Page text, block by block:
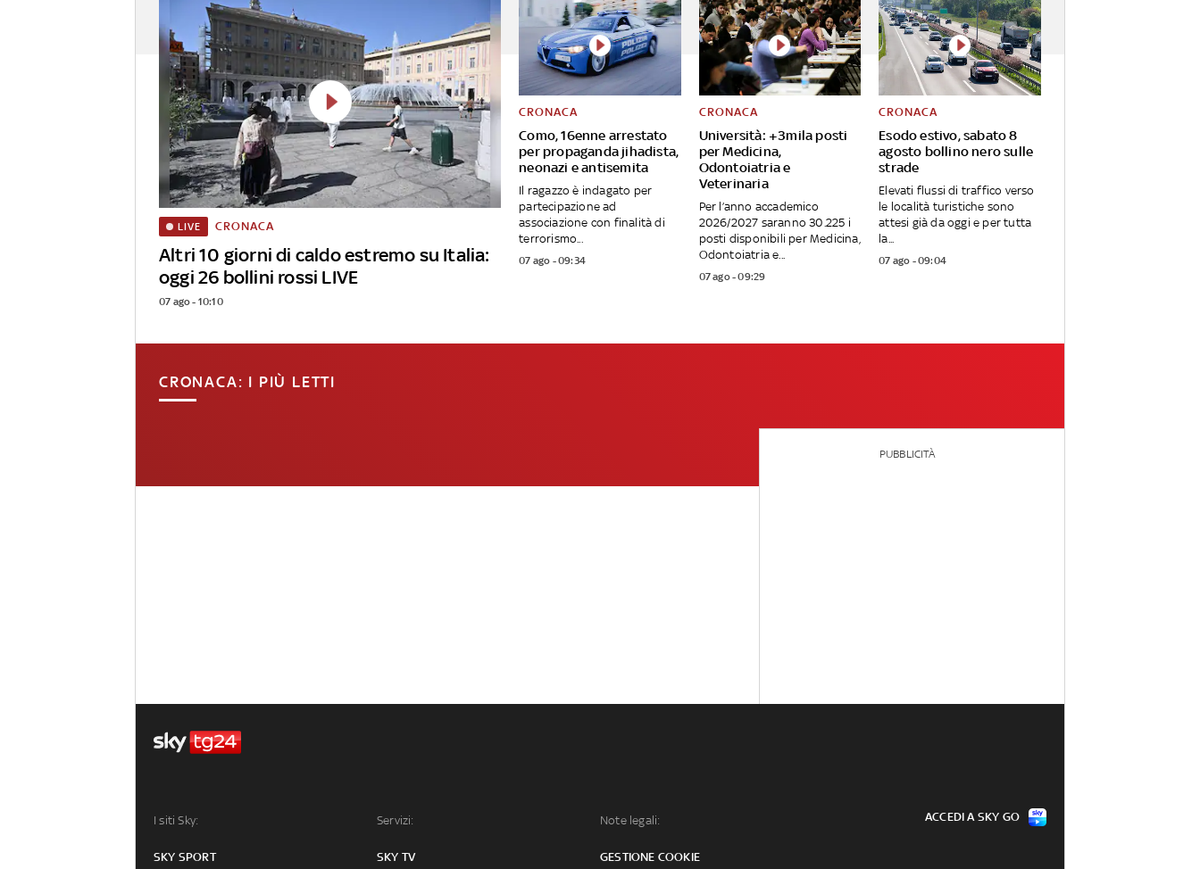
Altri 10 giorni di caldo estremo su Italia:
oggi 26 bollini rossi LIVE
LIVE CRONACA
07 ago - 10:10
Como, 16enne arrestato
per propaganda jihadista,
neonazi e antisemita
CRONACA
Il ragazzo è indagato per
partecipazione ad
associazione con finalità di
terrorismo...
07 ago - 09:34
Università: +3mila posti
per Medicina,
Odontoiatria e
Veterinaria
CRONACA
Per l’anno accademico
2026/2027 saranno 30.225 i
posti disponibili per Medicina,
Odontoiatria e...
07 ago - 09:29
Esodo estivo, sabato 8
agosto bollino nero sulle
strade
CRONACA
Elevati flussi di traffico verso
le località turistiche sono
attesi già da oggi e per tutta
la...
07 ago - 09:04
CRONACA: I PIÙ LETTI
PUBBLICITÀ
I siti Sky:
SKY SPORT
Servizi:
SKY TV
Note legali:
GESTIONE COOKIE
ACCEDI A SKY GO